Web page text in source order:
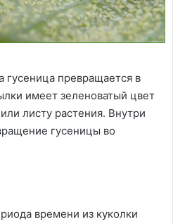
гусеница превращается в
имеет зеленоватый цвет
листу растения. Внутри
гусеницы во
времени из куколки